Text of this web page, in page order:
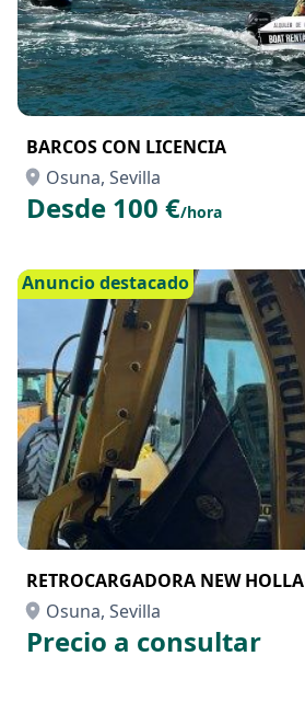
BARCOS CON LICENCIA
Osuna, Sevilla
Desde 100 €/hora
Anuncio destacado
RETROCARGADORA NEW
Osuna, Sevilla
Precio a consultar